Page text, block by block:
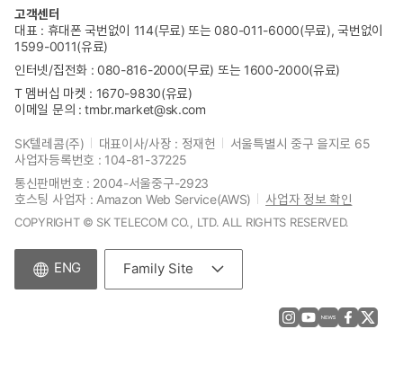
고객센터
대표 : 휴대폰 국번없이 114(무료) 또는 080-011-6000(무료), 국번없이
1599-0011(유료)
인터넷/집전화 : 080-816-2000(무료) 또는 1600-2000(유료)
T 멤버십 마켓 : 1670-9830(유료)
이메일 문의 : tmbr.market@sk.com
SK텔레콤(주) 대표이사/사장 : 정재헌
서울특별시 중구 을지로 65
사업자등록번호 : 104-81-37225
통신판매번호 : 2004-서울중구-2923
호스팅 사업자 : Amazon Web Service(AWS)
사업자 정보 확인
COPYRIGHT © SK TELECOM CO., LTD. ALL RIGHTS RESERVED.
ENG Family Site
Instagram
YouTube
NewsFacebook
X